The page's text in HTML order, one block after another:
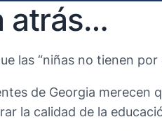
atrás…
las “niñas no tienen
de Georgia
la calidad de la